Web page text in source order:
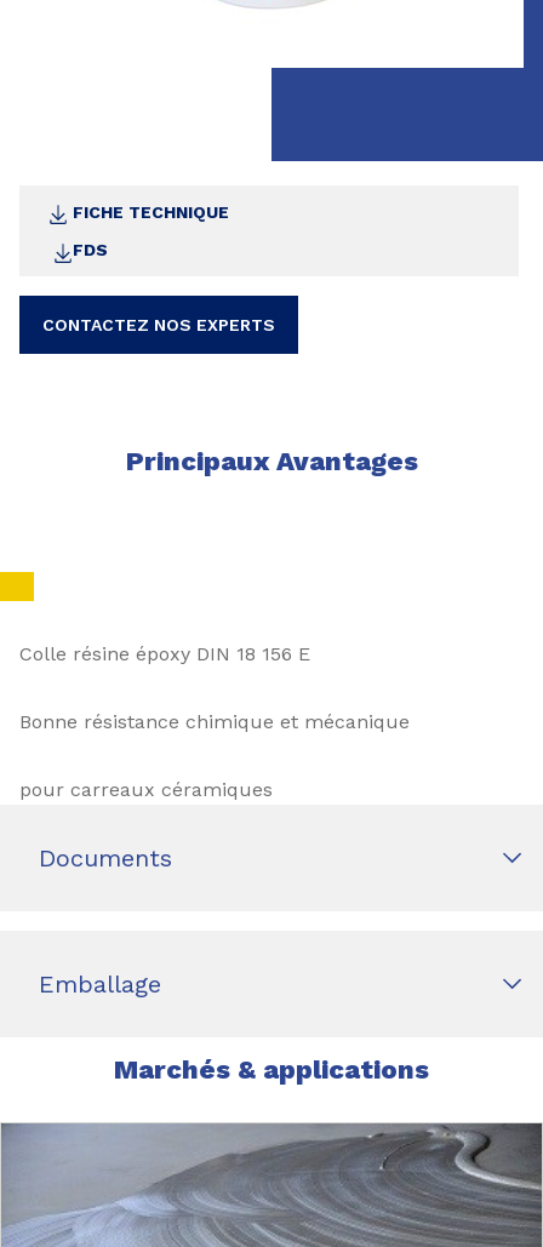
FICHE TECHNIQUE
FDS
CONTACTEZ NOS EXPERTS
Principaux Avantages
Colle résine époxy DIN 18 156 E
Bonne résistance chimique et mécanique
pour carreaux céramiques
Documents
Emballage
Marchés & applications